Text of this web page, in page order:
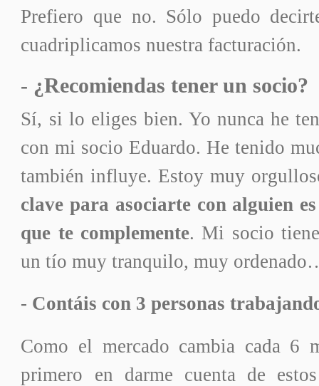
Prefiero que no. Sólo puedo
cuadriplicamos nuestra facturación.
- ¿Recomiendas tener un socio?
Sí, si lo eliges bien. Yo nunca he
con mi socio Eduardo. He tenido
también influye. Estoy muy
clave para asociarte con alguien
que te complemente. Mi socio
un tío muy tranquilo, muy
- Contáis con 3 personas
Como el mercado cambia cada 6
primero en darme cuenta de